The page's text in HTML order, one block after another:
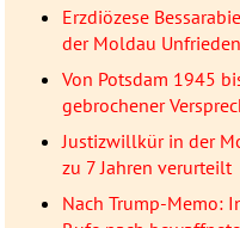
Erzdiözese
der Moldau
Von Potsdam 1945
gebrochener
Justizwillkür in der
zu 7 Jahren verurteilt
Nach Trump-Memo: